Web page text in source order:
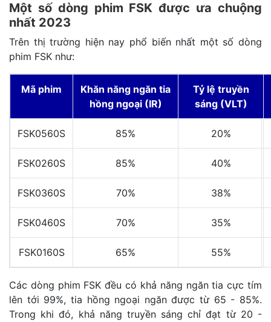
Một số dòng phim FSK được ưa chuộng
nhất 2023
Trên thị trường hiện nay phổ biến nhất một số dòng
phim FSK như:
Mã phim
Khăn năng ngăn tia
hồng ngoại (IR)
Tỷ lệ truyền
sáng (VLT)
FSK0560S 85% 20%
FSK0260S 85% 40%
FSK0360S 70% 38%
FSK0460S 70% 35%
FSK0160S 65% 55%
Các dòng phim FSK đều có khả năng ngăn tia cực tím
lên tới 99%, tia hồng ngoại ngăn được từ 65 - 85%.
Trong khi đó, khả năng truyền sáng chỉ đạt từ 20 -